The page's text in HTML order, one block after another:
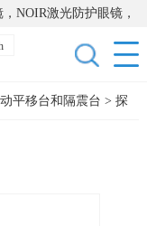
NOIR激光防护眼镜，
，红外热像仪，激光
平移台和隔震台 > 探